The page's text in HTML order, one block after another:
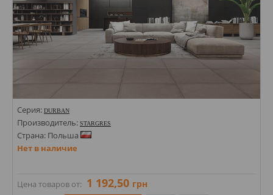
Серия: DURBAN
Производитель: STARGRES
Страна: Польша
Нет в наличие
Цена товаров от: 1 192,50 грн